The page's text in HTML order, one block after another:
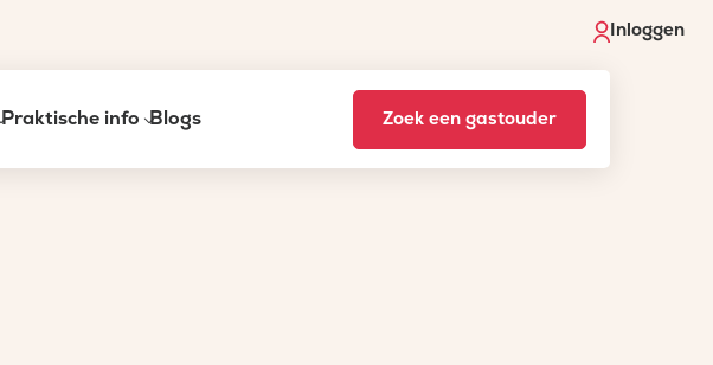
Inloggen
Praktische info Blogs Zoek een gastouder